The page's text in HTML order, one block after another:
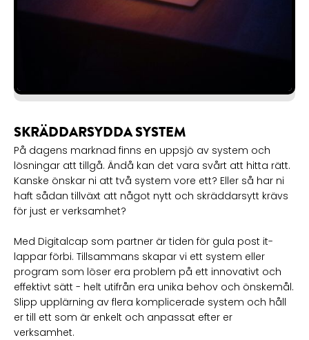
SKRÄDDARSYDDA SYSTEM
På dagens marknad finns en uppsjö av system och
lösningar att tillgå. Ändå kan det vara svårt att hitta rätt.
Kanske önskar ni att två system vore ett? Eller så har ni
haft sådan tillväxt att något nytt och skräddarsytt krävs
för just er verksamhet?
Med Digitalcap som partner är tiden för gula post it-
lappar förbi. Tillsammans skapar vi ett system eller
program som löser era problem på ett innovativt och
effektivt sätt - helt utifrån era unika behov och önskemål.
Slipp upplärning av flera komplicerade system och håll
er till ett som är enkelt och anpassat efter er
verksamhet.